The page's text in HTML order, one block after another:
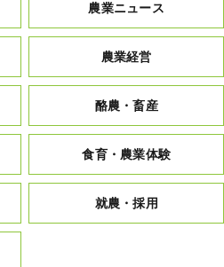
農業ニュース
農業経営
酪農・畜産
食育・農業体験
就農・採用